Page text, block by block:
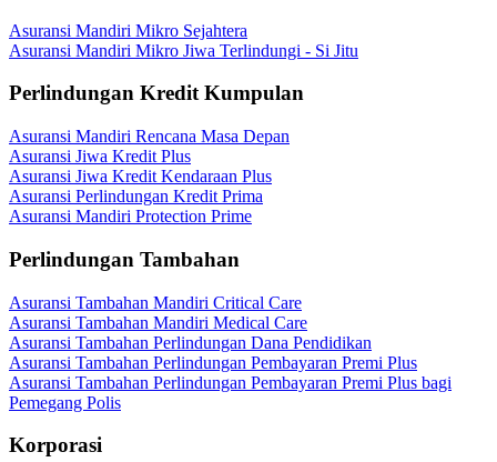
Asuransi Mandiri Mikro Sejahtera
Asuransi Mandiri Mikro Jiwa Terlindungi - Si Jitu
Perlindungan Kredit Kumpulan
Asuransi Mandiri Rencana Masa Depan
Asuransi Jiwa Kredit Plus
Asuransi Jiwa Kredit Kendaraan Plus
Asuransi Perlindungan Kredit Prima
Asuransi Mandiri Protection Prime
Perlindungan Tambahan
Asuransi Tambahan Mandiri Critical Care
Asuransi Tambahan Mandiri Medical Care
Asuransi Tambahan Perlindungan Dana Pendidikan
Asuransi Tambahan Perlindungan Pembayaran Premi Plus
Asuransi Tambahan Perlindungan Pembayaran Premi Plus bagi
Pemegang Polis
Korporasi